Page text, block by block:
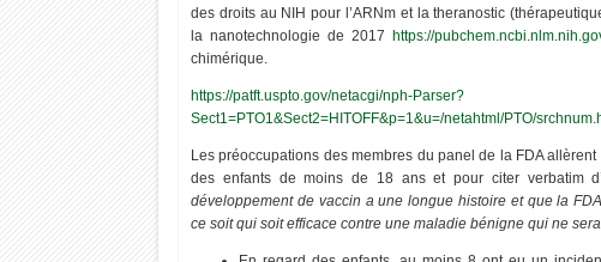
des droits au NIH pour l’ARNm et la theranostic
la nanotechnologie de 2017 https://
chimérique.
https://patft.uspto.gov/netacgi/nph-Parser?
Sect1=PTO1&Sect2=HITOFF&p=1&u=/netahtml/PTO/
Les préoccupations des membres du panel de la FDA
des enfants de moins de 18 ans et pour citer verbatim
développement de vaccin a une longue histoire et que la
ce soit qui soit efficace contre une maladie bénigne qui ne